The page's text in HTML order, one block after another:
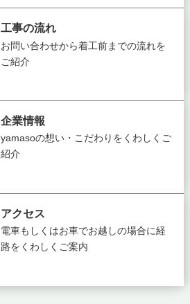
工事の流れ
お問い合わせから着工前までの流れを
ご紹介
企業情報
yamasoの想い・こだわりを くわしくご
紹介
アクセス
電車もしくはお車でお越しの場合に経
路をくわしくご案内